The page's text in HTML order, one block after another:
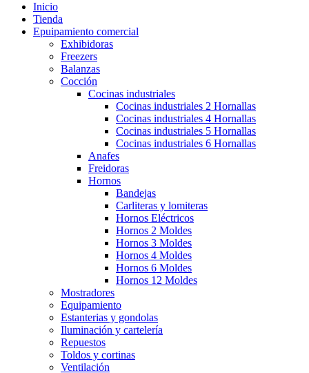
Inicio
Tienda
Epuipamiento comercial
Exhibidoras
Freezers
Balanzas
Cocción
Cocinas industriales
Cocinas industriales 2 Hornallas
Cocinas industriales 4 Hornallas
Cocinas industriales 5 Hornallas
Cocinas industriales 6 Hornallas
Anafes
Freidoras
Hornos
Bandejas
Carliteras y lomiteras
Hornos Eléctricos
Hornos 2 Moldes
Hornos 3 Moldes
Hornos 4 Moldes
Hornos 6 Moldes
Hornos 12 Moldes
Mostradores
Equipamiento
Estanterias y gondolas
Iluminación y cartelería
Repuestos
Toldos y cortinas
Ventilación